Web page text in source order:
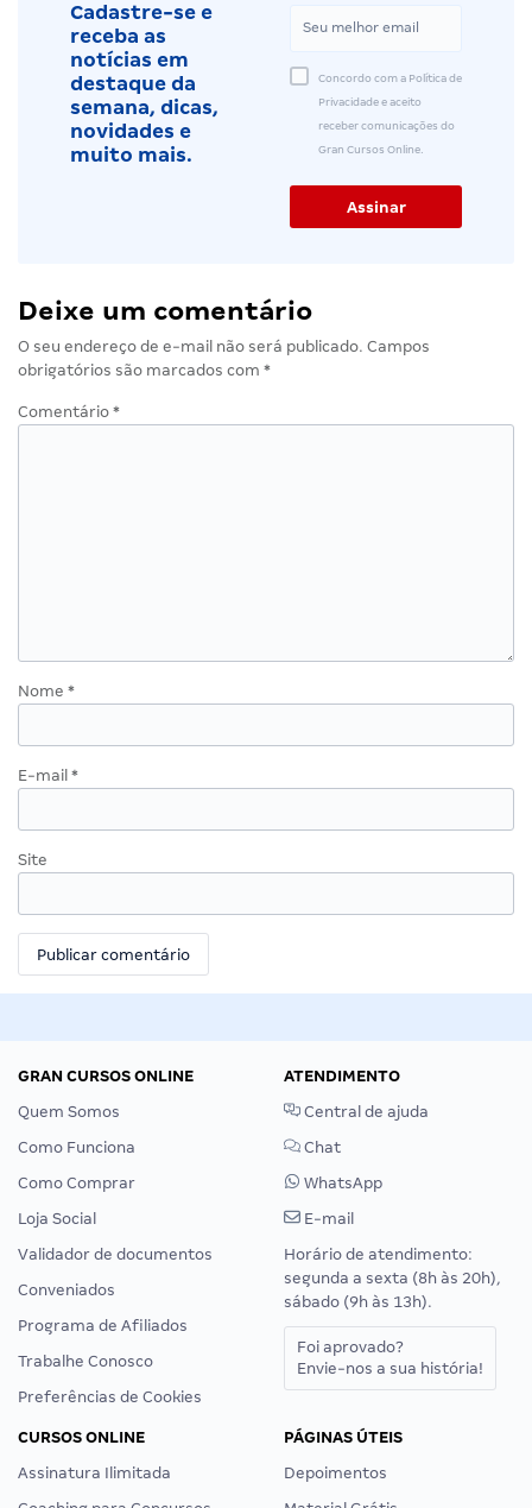
Cadastre-se e
receba as
notícias em
destaque da
semana, dicas,
novidades e
muito mais.
Concordo com a Política de
Privacidade e aceito
receber comunicações do
Gran Cursos Online.
Deixe um comentário
O seu endereço de e-mail não será publicado. Campos
obrigatórios são marcados com *
Comentário *
Nome *
E-mail *
Site
GRAN CURSOS ONLINE
Quem Somos
Como Funciona
Como Comprar
Loja Social
Validador de documentos
Conveniados
Programa de Afiliados
Trabalhe Conosco
Preferências de Cookies
ATENDIMENTO
Central de ajuda
Chat
WhatsApp
E-mail
Horário de atendimento:
segunda a sexta (8h às 20h),
sábado (9h às 13h).
Foi aprovado?
Envie-nos a sua história!
CURSOS ONLINE
Assinatura Ilimitada
PÁGINAS ÚTEIS
Depoimentos